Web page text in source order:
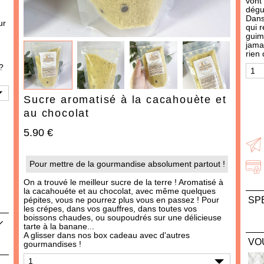
Sucre aromatisé à la cacahouète et
au chocolat
5.90 €
Pour mettre de la gourmandise absolument partout !
On a trouvé le meilleur sucre de la terre ! Aromatisé à
la cacahouéte et au chocolat, avec même quelques
pépites, vous ne pourrez plus vous en passez ! Pour
les crépes, dans vos gauffres, dans toutes vos
boissons chaudes, ou soupoudrés sur une délicieuse
tarte à la banane...
A glisser dans nos box cadeau avec d'autres
gourmandises !
qui
rien
lait
OCCASIONS
THÈMES
487 produits
AJOUTER À MA BOX
Moutarde à l'ancienne -
douce
3.90 €
AJOUTER À MA BOX
Moutarde au piment